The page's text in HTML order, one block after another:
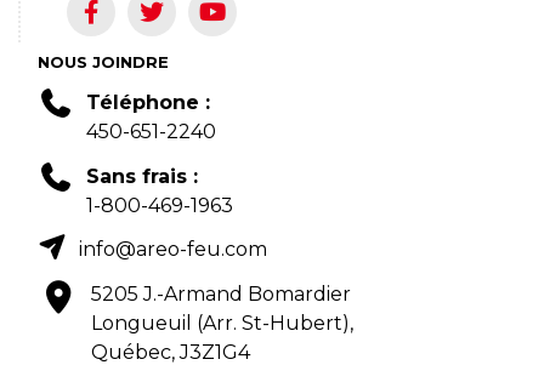
NOUS JOINDRE
Téléphone :
450-651-2240
Sans frais :
1-800-469-1963
info@areo-feu.com
5205 J.-Armand Bomardier
Longueuil (Arr. St-Hubert),
Québec, J3Z1G4